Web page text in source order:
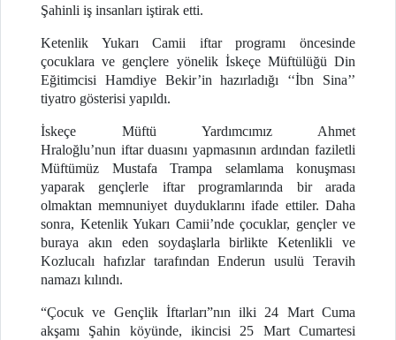
Şahinli iş insanları iştirak etti.
Ketenlik Yukarı Camii iftar programı öncesinde
çocuklara ve gençlere yönelik İskeçe Müftülüğü Din
Eğitimcisi Hamdiye Bekir’in hazırladığı ‘‘İbn Sina’’
tiyatro gösterisi yapıldı.
İskeçe Müftü Yardımcımız Ahmet
Hraloğlu’nun iftar duasını yapmasının ardından faziletli
Müftümüz Mustafa Trampa selamlama konuşması
yaparak gençlerle iftar programlarında bir arada
olmaktan memnuniyet duyduklarını ifade ettiler. Daha
sonra, Ketenlik Yukarı Camii’nde çocuklar, gençler ve
buraya akın eden soydaşlarla birlikte Ketenlikli ve
Kozlucalı hafızlar tarafından Enderun usulü Teravih
namazı kılındı.
“Çocuk ve Gençlik İftarları”nın ilki 24 Mart Cuma
akşamı Şahin köyünde, ikincisi 25 Mart Cumartesi